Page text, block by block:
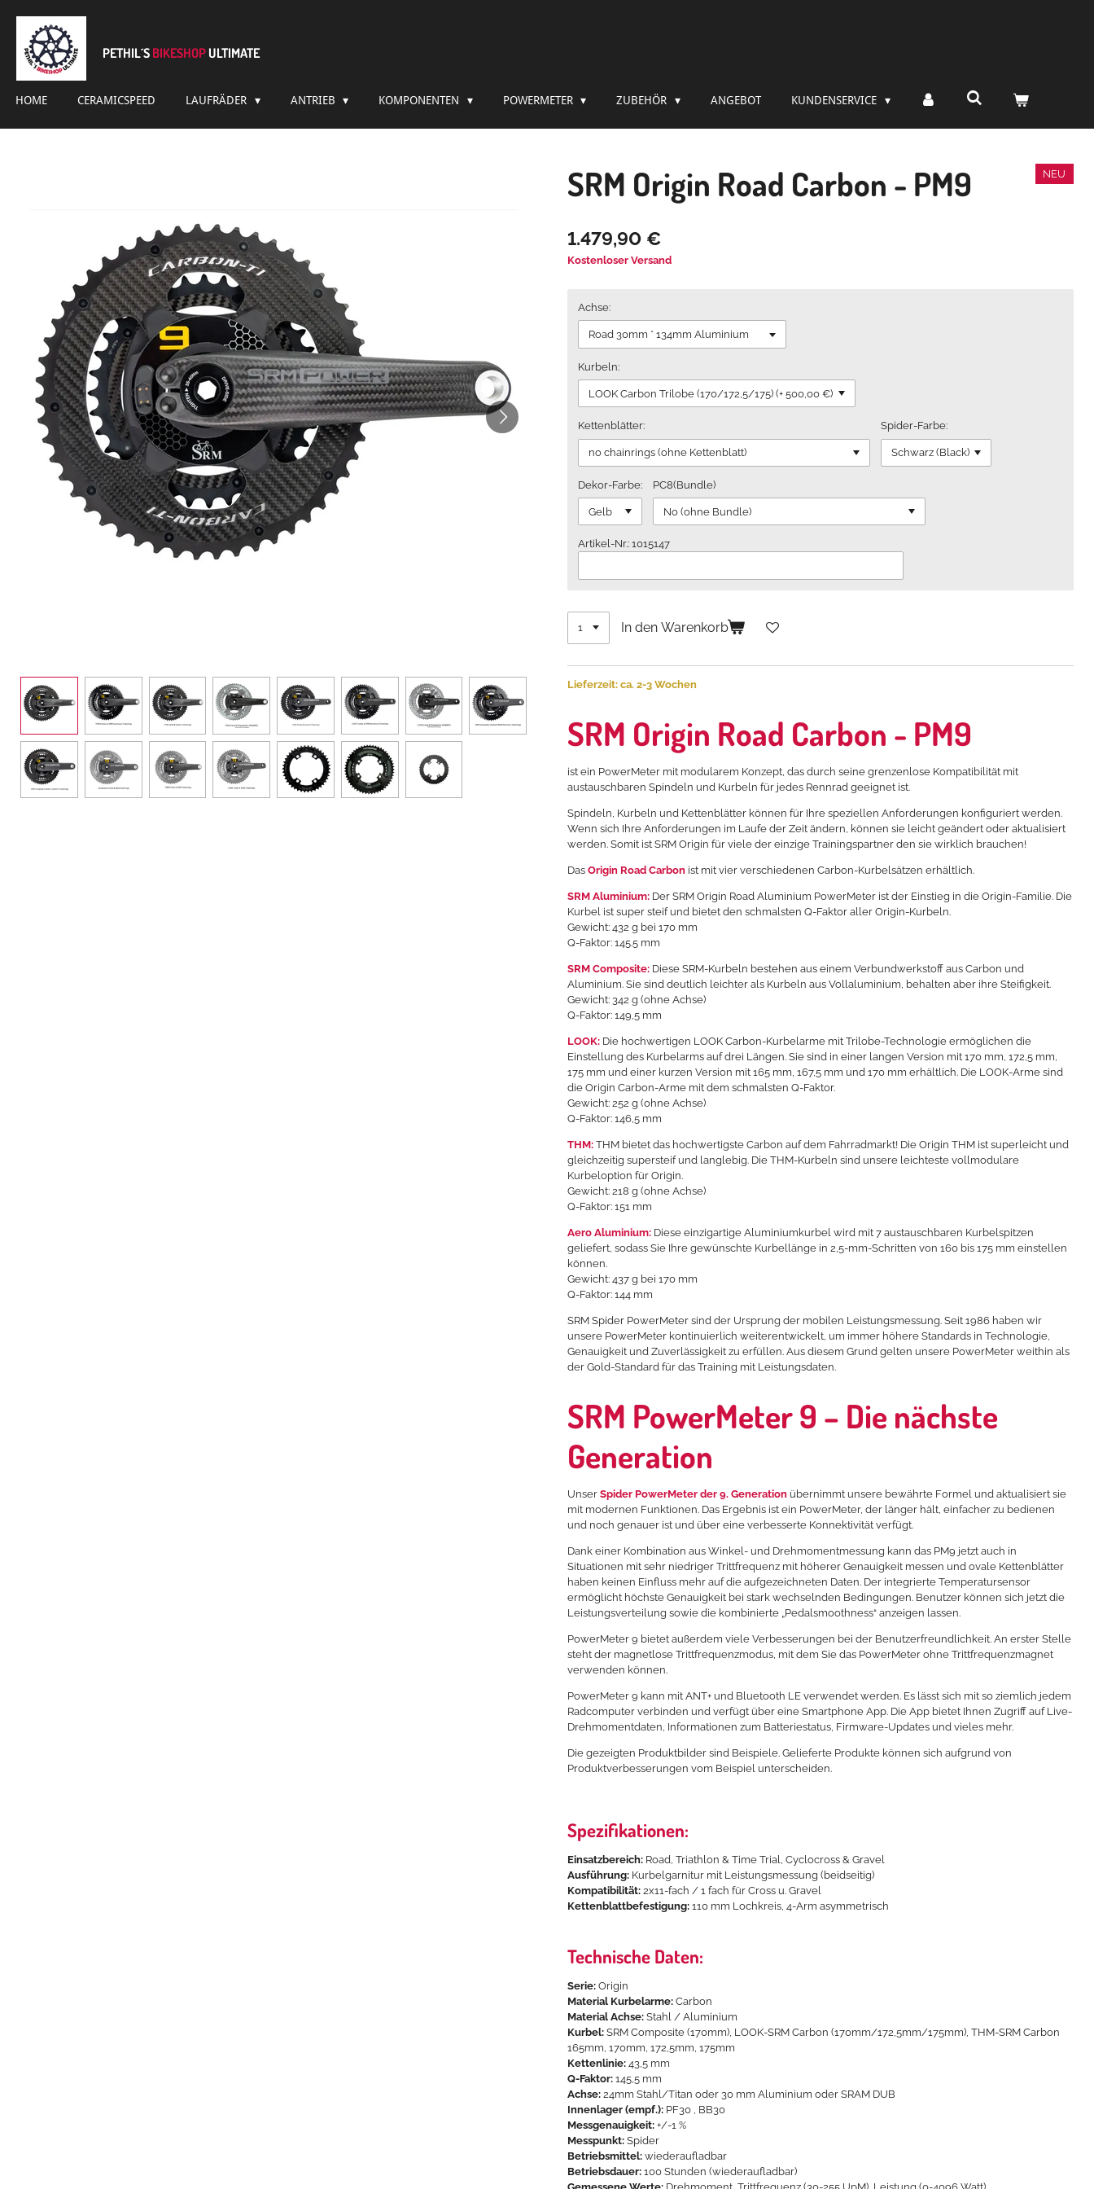
Zum
Hauptinhalt
springen
PETHIL´S BIKESHOP ULTIMATE
HOME CERAMICSPEED LAUFRÄDER ANTRIEB KOMPONENTEN POWERMETER ZUBEHÖR ANGEBOT KUNDENSERVICE
SRM Origin Road Carbon - PM9 NEU
1.479,90 €
Kostenloser Versand
Achse:
Kurbeln:
Kettenblätter: Spider-Farbe:
Dekor-Farbe: PC8(Bundle)
Artikel-Nr.: 1015147
In den Warenkorb
Lieferzeit: ca. 2-3 Wochen
SRM Origin Road Carbon - PM9
ist ein PowerMeter mit modularem Konzept, das durch seine grenzenlose Kompatibilität mit
austauschbaren Spindeln und Kurbeln für jedes Rennrad geeignet ist.
Spindeln, Kurbeln und Kettenblätter können für Ihre speziellen Anforderungen konfiguriert werden.
Wenn sich Ihre Anforderungen im Laufe der Zeit ändern, können sie leicht geändert oder aktualisiert
werden. Somit ist SRM Origin für viele der einzige Trainingspartner den sie wirklich brauchen!
Das Origin Road Carbon ist mit vier verschiedenen Carbon-Kurbelsätzen erhältlich.
SRM Aluminium: Der SRM Origin Road Aluminium PowerMeter ist der Einstieg in die Origin-Familie. Die
Kurbel ist super steif und bietet den schmalsten Q-Faktor aller Origin-Kurbeln.
Gewicht: 432 g bei 170 mm
Q-Faktor: 145.5 mm
SRM Composite: Diese SRM-Kurbeln bestehen aus einem Verbundwerkstoff aus Carbon und
Aluminium. Sie sind deutlich leichter als Kurbeln aus Vollaluminium, behalten aber ihre Steifigkeit.
Gewicht: 342 g (ohne Achse)
Q-Faktor: 149,5 mm
LOOK: Die hochwertigen LOOK Carbon-Kurbelarme mit Trilobe-Technologie ermöglichen die
Einstellung des Kurbelarms auf drei Längen. Sie sind in einer langen Version mit 170 mm, 172,5 mm,
175 mm und einer kurzen Version mit 165 mm, 167,5 mm und 170 mm erhältlich. Die LOOK-Arme sind
die Origin Carbon-Arme mit dem schmalsten Q-Faktor.
Gewicht: 252 g (ohne Achse)
Q-Faktor: 146,5 mm
THM: THM bietet das hochwertigste Carbon auf dem Fahrradmarkt! Die Origin THM ist superleicht und
gleichzeitig supersteif und langlebig. Die THM-Kurbeln sind unsere leichteste vollmodulare
Kurbeloption für Origin.
Gewicht: 218 g (ohne Achse)
Q-Faktor: 151 mm
Aero Aluminium: Diese einzigartige Aluminiumkurbel wird mit 7 austauschbaren Kurbelspitzen
geliefert, sodass Sie Ihre gewünschte Kurbellänge in 2,5-mm-Schritten von 160 bis 175 mm einstellen
können.
Gewicht: 437 g bei 170 mm
Q-Faktor: 144 mm
SRM Spider PowerMeter sind der Ursprung der mobilen Leistungsmessung. Seit 1986 haben wir
unsere PowerMeter kontinuierlich weiterentwickelt, um immer höhere Standards in Technologie,
Genauigkeit und Zuverlässigkeit zu erfüllen. Aus diesem Grund gelten unsere PowerMeter weithin als
der Gold-Standard für das Training mit Leistungsdaten.
SRM PowerMeter 9 – Die nächste
Generation
Unser Spider PowerMeter der 9. Generation übernimmt unsere bewährte Formel und aktualisiert sie
mit modernen Funktionen. Das Ergebnis ist ein PowerMeter, der länger hält, einfacher zu bedienen
und noch genauer ist und über eine verbesserte Konnektivität verfügt.
Dank einer Kombination aus Winkel- und Drehmomentmessung kann das PM9 jetzt auch in
Situationen mit sehr niedriger Trittfrequenz mit höherer Genauigkeit messen und ovale Kettenblätter
haben keinen Einfluss mehr auf die aufgezeichneten Daten. Der integrierte Temperatursensor
ermöglicht höchste Genauigkeit bei stark wechselnden Bedingungen. Benutzer können sich jetzt die
Leistungsverteilung sowie die kombinierte „Pedalsmoothness“ anzeigen lassen.
PowerMeter 9 bietet außerdem viele Verbesserungen bei der Benutzerfreundlichkeit. An erster Stelle
steht der magnetlose Trittfrequenzmodus, mit dem Sie das PowerMeter ohne Trittfrequenzmagnet
verwenden können.
PowerMeter 9 kann mit ANT+ und Bluetooth LE verwendet werden. Es lässt sich mit so ziemlich jedem
Radcomputer verbinden und verfügt über eine Smartphone App. Die App bietet Ihnen Zugriff auf Live-
Drehmomentdaten, Informationen zum Batteriestatus, Firmware-Updates und vieles mehr.
Die gezeigten Produktbilder sind Beispiele. Gelieferte Produkte können sich aufgrund von
Produktverbesserungen vom Beispiel unterscheiden.
Spezifikationen:
Einsatzbereich: Road, Triathlon & Time Trial, Cyclocross & Gravel
Ausführung: Kurbelgarnitur mit Leistungsmessung (beidseitig)
Kompatibilität: 2x11-fach / 1 fach für Cross u. Gravel
Kettenblattbefestigung: 110 mm Lochkreis, 4-Arm asymmetrisch
Technische Daten:
Serie: Origin
Material Kurbelarme: Carbon
Material Achse: Stahl / Aluminium
Kurbel: SRM Composite (170mm), LOOK-SRM Carbon (170mm/172,5mm/175mm), THM-SRM Carbon
165mm, 170mm, 172,5mm, 175mm
Kettenlinie: 43,5 mm
Q-Faktor: 145,5 mm
Achse: 24mm Stahl/Titan oder 30 mm Aluminium oder SRAM DUB
Innenlager (empf.): PF30 , BB30
Messgenauigkeit: +/-1 %
Messpunkt: Spider
Betriebsmittel: wiederaufladbar
Betriebsdauer: 100 Stunden (wiederaufladbar)